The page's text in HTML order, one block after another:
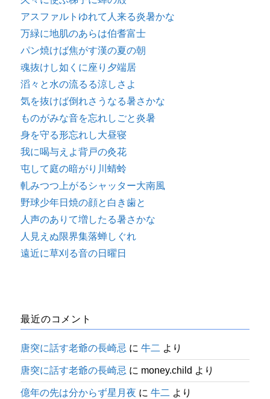
アスファルトゆれて人来る炎暑かな
万緑に地肌のあらは伯耆富士
パン焼けば焦がす漢の夏の朝
魂抜けし如くに座り夕端居
滔々と水の流るる涼しさよ
気を抜けば倒れさうなる暑さかな
ものがみな音を忘れしごと炎暑
身を守る形忘れし大昼寝
我に喝与えよ背戸の灸花
屯して庭の暗がり川蜻蛉
軋みつつ上がるシャッター大南風
野球少年日焼の顔と白き歯と
人声のありて増したる暑さかな
人見えぬ限界集落蝉しぐれ
遠近に草刈る音の日曜日
最近のコメント
唐突に話す老爺の長崎忌 に牛二 より
唐突に話す老爺の長崎忌 に money.child より
億年の先は分からず星月夜 に牛二 より